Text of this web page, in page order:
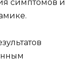
симптомов и